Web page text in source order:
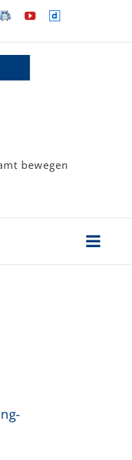
YouTubeDailymotion
bewegen